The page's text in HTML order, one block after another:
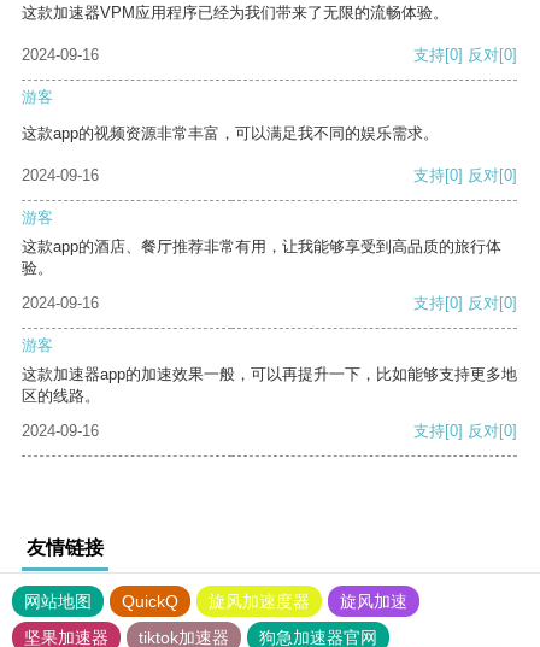
这款加速器VPM应用程序已经为我们带来了无限的流畅体验。
2024-09-16 支持[0] 反对[0]
游客
这款app的视频资源非常丰富，可以满足我不同的娱乐需求。
2024-09-16 支持[0] 反对[0]
游客
这款app的酒店、餐厅推荐非常有用，让我能够享受到高品质的旅行体
验。
2024-09-16
支持[0] 反对[0]
游客
这款加速器app的加速效果一般，可以再提升一下，比如能够支持更多地
区的线路。
2024-09-16
支持[0] 反对[0]
友情链接
网站地图 QuickQ 旋风加速度器
旋风加速
坚果加速器
tiktok加速器
狗急加速器官网